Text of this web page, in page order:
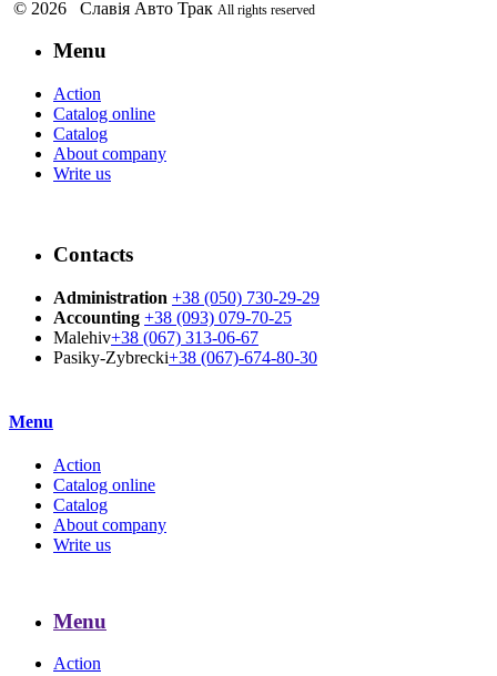
© 2026 Славія Авто Трак All rights reserved
Menu
Action
Catalog online
Catalog
About company
Write us
Contacts
Administration +38 (050) 730-29-29
Accounting +38 (093) 079-70-25
Malehiv+38 (067) 313-06-67
Pasiky-Zybrecki+38 (067)-674-80-30
Menu
Action
Catalog online
Catalog
About company
Write us
Menu
Action